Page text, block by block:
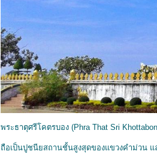
พระธาตุศรีโคตรบอง (Phra That Sri
ถือเป็นปูชนียสถานชั้นสูงสุดของแขวงคำม่วน แ